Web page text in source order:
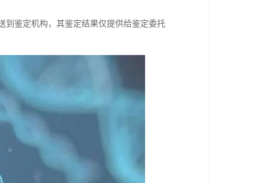
到鉴定机构，其鉴定结果仅提供给鉴定委托